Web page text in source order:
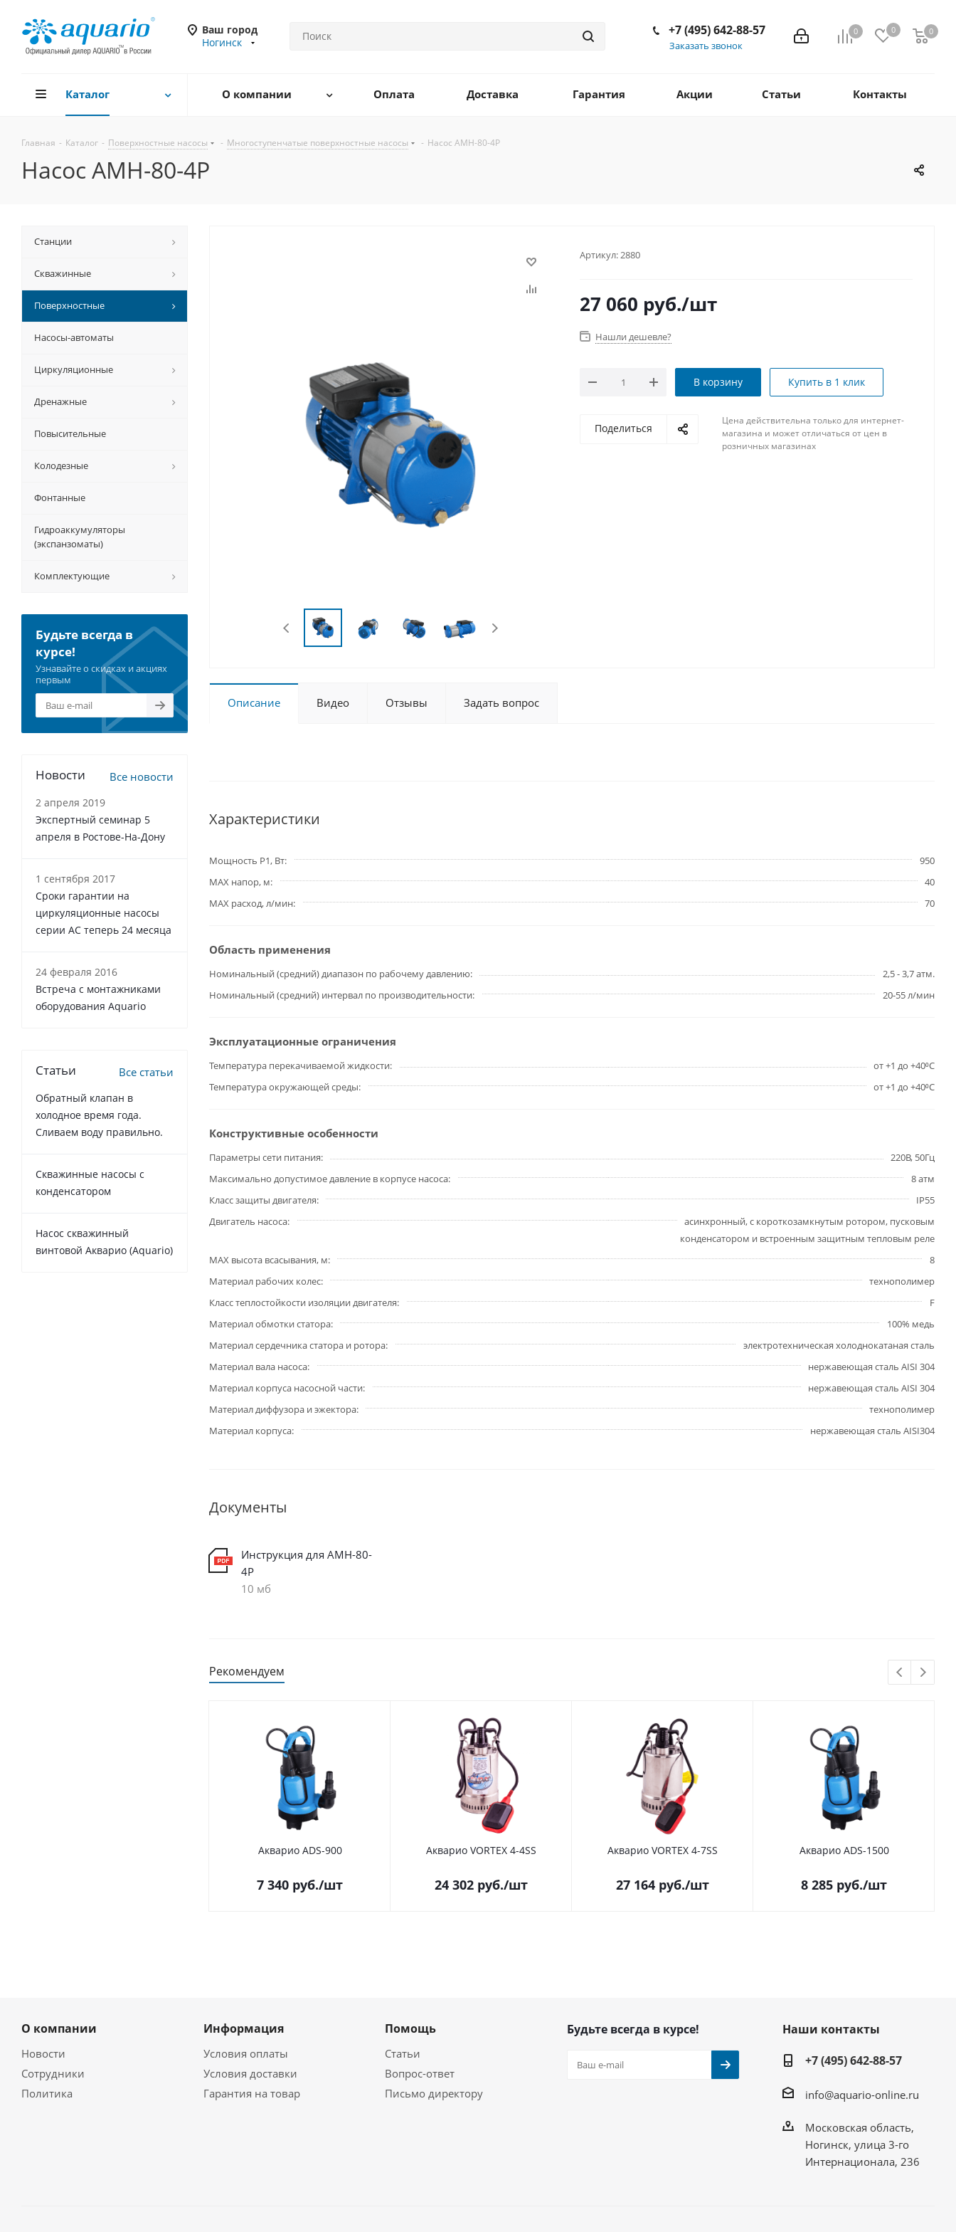
Ваш город
Ногинск
0 0 0
+7 (495) 642-88-57
Заказать звонок
Каталог О компании Оплата Доставка Гарантия Акции Статьи Контакты
Главная - Каталог - Поверхностные насосы - Многоступенчатые поверхностные насосы - Насос AMH-80-4P
Насос AMH-80-4P
Артикул:2880
27 060 руб./шт
Нашли дешевле?
В корзину Купить в 1 клик
Поделиться
Цена действительна только для интернет-
магазина и может отличаться от цен в
розничных магазинах
Описание Видео Отзывы Задать вопрос
Характеристики
Мощность P1, Вт
950
MAX напор, м
40
MAX расход, л/мин
70
Область применения
Номинальный (средний) диапазон по рабочему давлению
2,5 - 3,7 атм.
Номинальный (средний) интервал по производительности
20-55 л/мин
Эксплуатационные ограничения
Температура перекачиваемой жидкости
от +1 до +40⁰С
Температура окружающей среды
от +1 до +40⁰С
Конструктивные особенности
Параметры сети питания
220В, 50Гц
Максимально допустимое давление в корпусе насоса
8 атм
Класс защиты двигателя
IP55
Двигатель насоса
асинхронный, с короткозамкнутым ротором, пусковым
конденсатором и встроенным защитным тепловым реле
MAX высота всасывания, м
8
Материал рабочих колес
технополимер
Класс теплостойкости изоляции двигателя
F
Материал обмотки статора
100% медь
Материал сердечника статора и ротора
электротехническая холоднокатаная сталь
Материал вала насоса
нержавеющая сталь AISI 304
Материал корпуса насосной части
нержавеющая сталь AISI 304
Материал диффузора и эжектора
технополимер
Материал корпуса
нержавеющая сталь AISI304
Документы
Инструкция для AMH-80-
4P
10 мб
Рекомендуем
Акварио ADS-900
7 340 руб./шт
Акварио VORTEX 4-4SS
24 302 руб./шт
Акварио VORTEX 4-7SS
27 164 руб./шт
Акварио ADS-1500
8 285 руб./шт
Станции
Скважинные
Поверхностные
Насосы-автоматы
Циркуляционные
Дренажные
Повысительные
Колодезные
Фонтанные
Гидроаккумуляторы
(экспанзоматы)
Комплектующие
Будьте всегда в
курсе!
Узнавайте о скидках и акциях
первым
Новости Все новости
2 апреля 2019
Экспертный семинар 5
апреля в Ростове-На-Дону
1 сентября 2017
Сроки гарантии на
циркуляционные насосы
серии АС теперь 24 месяца
24 февраля 2016
Встреча с монтажниками
оборудования Aquario
Статьи Все статьи
Обратный клапан в
холодное время года.
Сливаем воду правильно.
Cкважинные насосы с
конденсатором
Насос скважинный
винтовой Акварио (Aquario)
О компании
Новости
Сотрудники
Политика
Информация
Условия оплаты
Условия доставки
Гарантия на товар
Помощь
Статьи
Вопрос-ответ
Письмо директору
Будьте всегда в курсе!
Наши контакты
+7 (495) 642-88-57
info@aquario-online.ru
Московская область,
Ногинск, улица 3-го
Интернационала, 236